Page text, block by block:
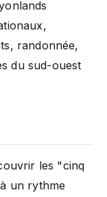
randonnée,
du sud-ouest
les "cinq
un rythme